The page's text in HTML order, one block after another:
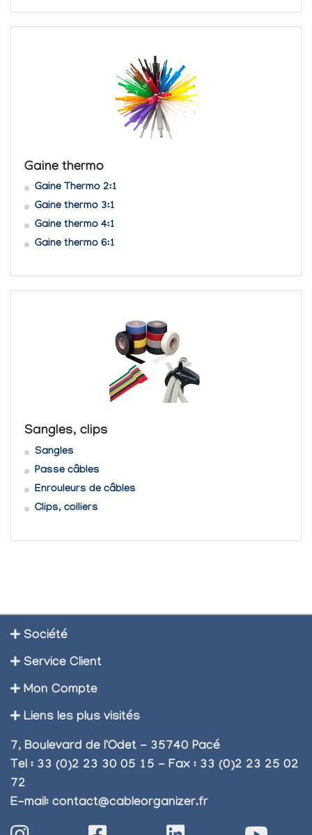
Gaine thermo
Gaine Thermo 2:1
Gaine thermo 3:1
Gaine thermo 4:1
Gaine thermo 6:1
Sangles, clips
Sangles
Passe câbles
Enrouleurs de câbles
Clips, colliers
Société
Service Client
Mon Compte
Liens les plus visités
7, Boulevard de l'Odet - 35740 Pacé
Tel : 33 (0)2 23 30 05 15 - Fax : 33 (0)2 23 25 02
72
E-mail: contact@cableorganizer.fr